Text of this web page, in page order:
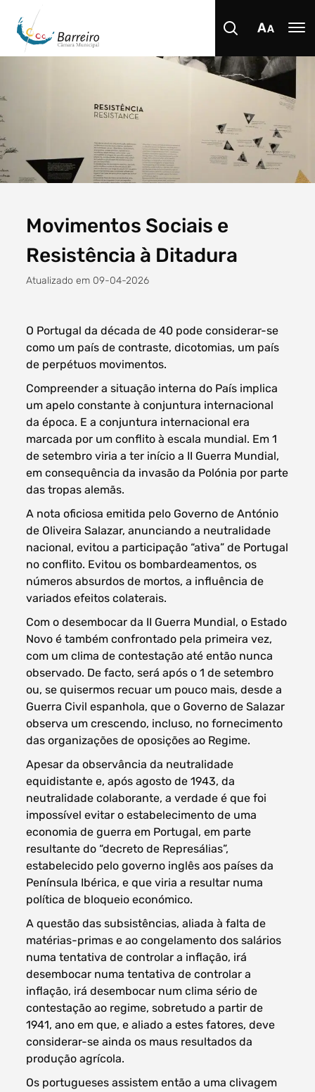
Filtros dos meses
data
procurar
Movimentos Sociais e
Resistência à Ditadura
Atualizado em 09-04-2026
O Portugal da década de 40 pode considerar-se
como um país de contraste, dicotomias, um país
de perpétuos movimentos.
Compreender a situação interna do País implica
um apelo constante à conjuntura internacional
da época. E a conjuntura internacional era
marcada por um conflito à escala mundial. Em 1
de setembro viria a ter início a II Guerra Mundial,
em consequência da invasão da Polónia por parte
das tropas alemãs.
A nota oficiosa emitida pelo Governo de António
de Oliveira Salazar, anunciando a neutralidade
nacional, evitou a participação “ativa” de Portugal
no conflito. Evitou os bombardeamentos, os
números absurdos de mortos, a influência de
variados efeitos colaterais.
Com o desembocar da II Guerra Mundial, o Estado
Novo é também confrontado pela primeira vez,
com um clima de contestação até então nunca
observado. De facto, será após o 1 de setembro
ou, se quisermos recuar um pouco mais, desde a
Guerra Civil espanhola, que o Governo de Salazar
observa um crescendo, incluso, no fornecimento
das organizações de oposições ao Regime.
Apesar da observância da neutralidade
equidistante e, após agosto de 1943, da
neutralidade colaborante, a verdade é que foi
impossível evitar o estabelecimento de uma
economia de guerra em Portugal, em parte
resultante do “decreto de Represálias”,
estabelecido pelo governo inglês aos países da
Península Ibérica, e que viria a resultar numa
política de bloqueio económico.
A questão das subsistências, aliada à falta de
matérias-primas e ao congelamento dos salários
numa tentativa de controlar a inflação, irá
desembocar numa tentativa de controlar a
inflação, irá desembocar num clima sério de
contestação ao regime, sobretudo a partir de
1941, ano em que, e aliado a estes fatores, deve
considerar-se ainda os maus resultados da
produção agrícola.
Os portugueses assistem então a uma clivagem